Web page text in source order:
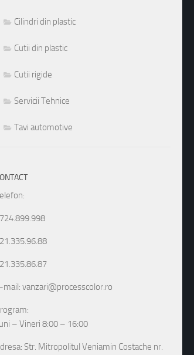
Cilindri din plastic
Cutii din plastic
Cutii rigide
Servicii Tehnice
Tavi automotive
mail: vanzari@processcolor.ro
– Vineri 8:00 – 16:00
Str. Mitropolitul Veniamin Costache nr.